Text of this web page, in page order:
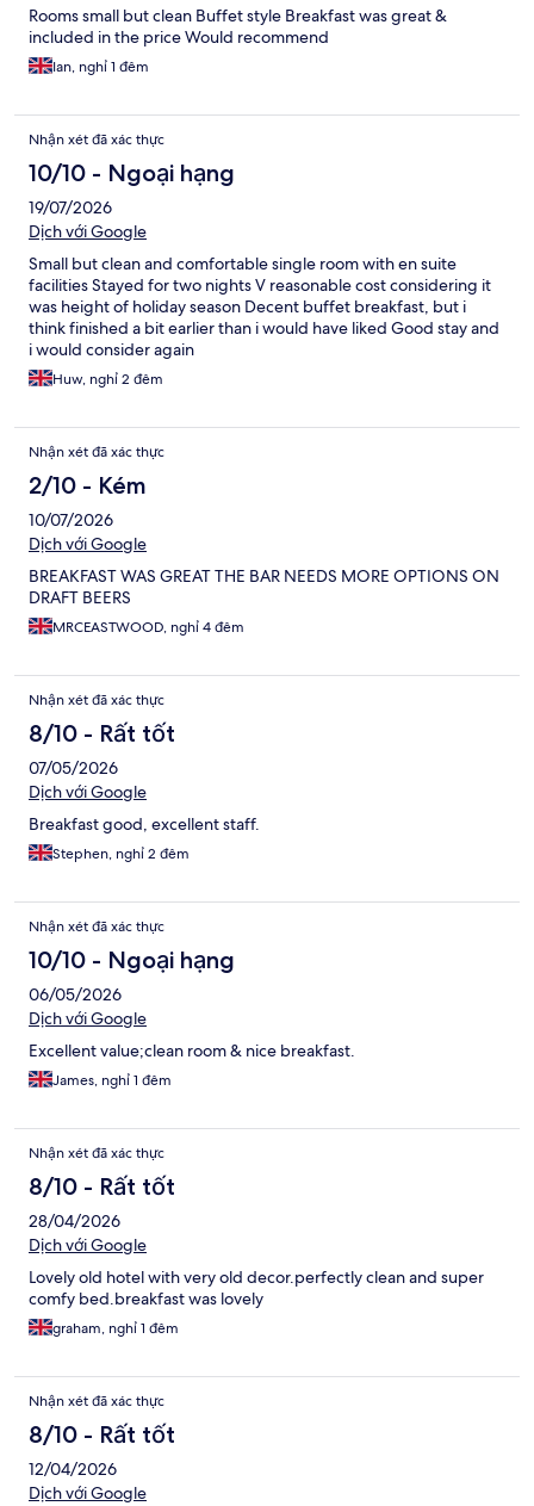
Rooms small but clean Buffet style Breakfast was great &
included in the price Would recommend
Ian, nghỉ 1 đêm
Nhận xét đã xác thực
10/10 - Ngoại hạng
19/07/2026
Dịch với Google
Small but clean and comfortable single room with en suite
facilities Stayed for two nights V reasonable cost considering it
was height of holiday season Decent buffet breakfast, but i
think finished a bit earlier than i would have liked Good stay and
i would consider again
Huw, nghỉ 2 đêm
Nhận xét đã xác thực
2/10 - Kém
10/07/2026
Dịch với Google
BREAKFAST WAS GREAT THE BAR NEEDS MORE OPTIONS ON
DRAFT BEERS
MRCEASTWOOD, nghỉ 4 đêm
Nhận xét đã xác thực
8/10 - Rất tốt
07/05/2026
Dịch với Google
Breakfast good, excellent staff.
Stephen, nghỉ 2 đêm
Nhận xét đã xác thực
10/10 - Ngoại hạng
06/05/2026
Dịch với Google
Excellent value;clean room & nice breakfast.
James, nghỉ 1 đêm
Nhận xét đã xác thực
8/10 - Rất tốt
28/04/2026
Dịch với Google
Lovely old hotel with very old decor.perfectly clean and super
comfy bed.breakfast was lovely
graham, nghỉ 1 đêm
Nhận xét đã xác thực
8/10 - Rất tốt
12/04/2026
Dịch với Google